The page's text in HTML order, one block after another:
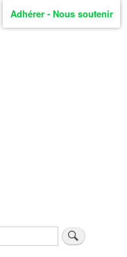
Adhérer - Nous soutenir